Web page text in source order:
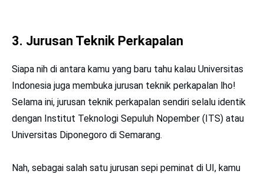
3. Jurusan Teknik Perkapalan
Siapa nih di antara kamu yang baru tahu kalau Universitas
Indonesia juga membuka jurusan teknik perkapalan lho!
Selama ini, jurusan teknik perkapalan sendiri selalu identik
dengan Institut Teknologi Sepuluh Nopember (ITS) atau
Universitas Diponegoro di Semarang.
Nah, sebagai salah satu jurusan sepi peminat di UI, kamu